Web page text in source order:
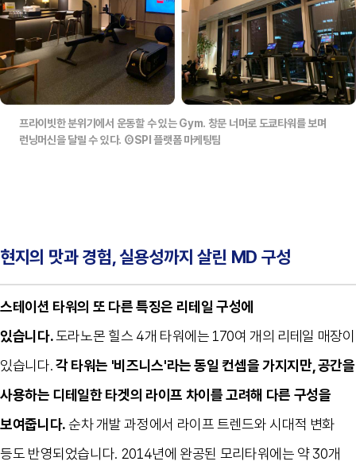
프라이빗한 분위기에서 운동할 수 있는 Gym. 창문 너머로 도쿄타워를 보며
런닝머신을 달릴 수 있다. ⒸSPI 플랫폼 마케팅팀
현지의 맛과 경험, 실용성까지 살린 MD 구성
스테이션 타워의 또 다른 특징은 리테일 구성에
있습니다.도라노몬 힐스 4개 타워에는 170여 개의 리테일 매장이
있습니다.각 타워는 '비즈니스'라는 동일 컨셉을 가지지만, 공간을
사용하는 디테일한 타겟의 라이프 차이를 고려해 다른 구성을
보여줍니다. 순차 개발 과정에서 라이프 트렌드와 시대적 변화
등도 반영되었습니다. 2014년에 완공된 모리타워에는 약30개